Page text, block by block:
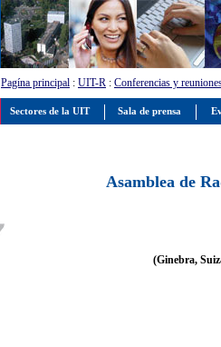
Pagína principal : UIT-R : Conferencias y
Asamblea de
(Ginebra,
Sectores de la UIT Sala de prensa